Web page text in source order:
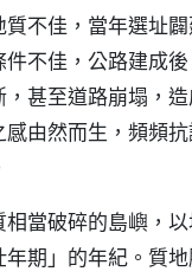
不佳，當年選址
不佳，公路建成後
甚至道路崩塌，
由然而生，頻頻
當破碎的島嶼，以
年期」的年紀。質